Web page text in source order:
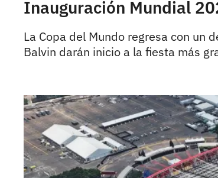
Inauguración Mundial
La Copa del Mundo regresa con un
Balvin darán inicio a la fiesta más